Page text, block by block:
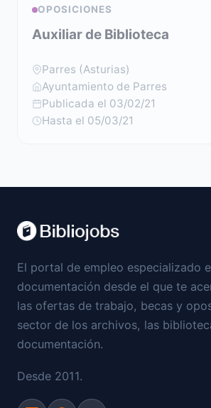
OPOSICIONES
Auxiliar de Biblioteca
Parres (Asturias)
Ayuntamiento de Parres
Publicada el 03/02/21
Hasta el 05/03/21
El portal de empleo especializado
documentación desde el que te
las ofertas de trabajo, becas y
sector de los archivos, las
documentación.
Desde 2011.